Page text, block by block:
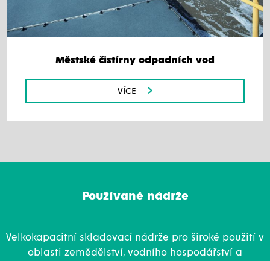
Městské čistírny odpadních vod
VÍCE
Používané nádrže
Velkokapacitní skladovací nádrže pro široké použití v
oblasti zemědělství, vodního hospodářství a